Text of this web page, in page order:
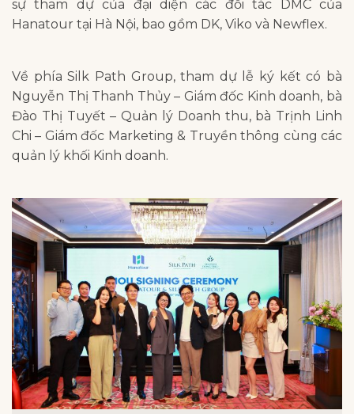
sự tham dự của đại diện các đối tác DMC của
Hanatour tại Hà Nội, bao gồm DK, Viko và Newflex.
Về phía Silk Path Group, tham dự lễ ký kết có bà
Nguyễn Thị Thanh Thủy – Giám đốc Kinh doanh, bà
Đào Thị Tuyết – Quản lý Doanh thu, bà Trịnh Linh
Chi – Giám đốc Marketing & Truyền thông cùng các
quản lý khối Kinh doanh.